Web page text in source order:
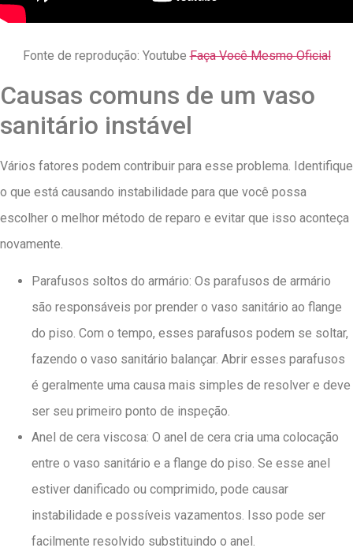
Fonte de reprodução: YoutubeFaça Você Mesmo Oficial
Causas comuns de um vaso
sanitário instável
Vários fatores podem contribuir para esse problema. Identifique
o que está causando instabilidade para que você possa
escolher o melhor método de reparo e evitar que isso aconteça
novamente.
Parafusos soltos do armário: Os parafusos de armário
são responsáveis ​​por prender o vaso sanitário ao flange
do piso. Com o tempo, esses parafusos podem se soltar,
fazendo o vaso sanitário balançar. Abrir esses parafusos
é geralmente uma causa mais simples de resolver e deve
ser seu primeiro ponto de inspeção.
Anel de cera viscosa: O anel de cera cria uma colocação
entre o vaso sanitário e a flange do piso. Se esse anel
estiver danificado ou comprimido, pode causar
instabilidade e possíveis vazamentos. Isso pode ser
facilmente resolvido substituindo o anel.